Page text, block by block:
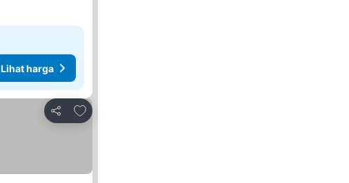
Lihat harga
Kongsi
Tambah ke favorit